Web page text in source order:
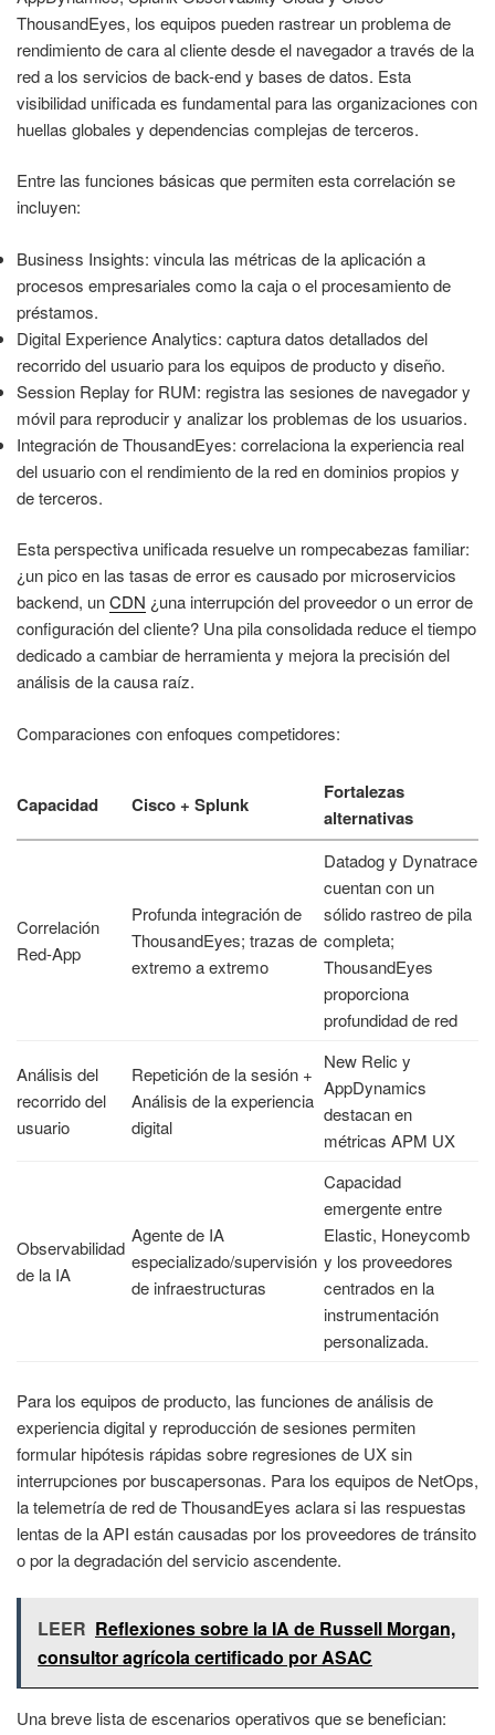
ThousandEyes, los equipos pueden rastrear un problema de
rendimiento de cara al cliente desde el navegador a través de la
red a los servicios de back-end y bases de datos. Esta
visibilidad unificada es fundamental para las organizaciones con
huellas globales y dependencias complejas de terceros.
Entre las funciones básicas que permiten esta correlación se
incluyen:
Business Insights: vincula las métricas de la aplicación a
procesos empresariales como la caja o el procesamiento de
préstamos.
Digital Experience Analytics: captura datos detallados del
recorrido del usuario para los equipos de producto y diseño.
Session Replay for RUM: registra las sesiones de navegador y
móvil para reproducir y analizar los problemas de los usuarios.
Integración de ThousandEyes: correlaciona la experiencia real
del usuario con el rendimiento de la red en dominios propios y
de terceros.
Esta perspectiva unificada resuelve un rompecabezas familiar:
¿un pico en las tasas de error es causado por microservicios
backend, unCDN ¿una interrupción del proveedor o un error de
configuración del cliente? Una pila consolidada reduce el tiempo
dedicado a cambiar de herramienta y mejora la precisión del
análisis de la causa raíz.
Comparaciones con enfoques competidores:
Capacidad Cisco + Splunk
Fortalezas
alternativas
Correlación
Red-App
Profunda integración de
ThousandEyes; trazas de
extremo a extremo
Datadog y Dynatrace
cuentan con un
sólido rastreo de pila
completa;
ThousandEyes
proporciona
profundidad de red
Análisis del
recorrido del
usuario
Repetición de la sesión +
Análisis de la experiencia
digital
New Relic y
AppDynamics
destacan en
métricas APM UX
Observabilidad
de la IA
Agente de IA
especializado/supervisión
de infraestructuras
Capacidad
emergente entre
Elastic, Honeycomb
y los proveedores
centrados en la
instrumentación
personalizada.
Para los equipos de producto, las funciones de análisis de
experiencia digital y reproducción de sesiones permiten
formular hipótesis rápidas sobre regresiones de UX sin
interrupciones por buscapersonas. Para los equipos de NetOps,
la telemetría de red de ThousandEyes aclara si las respuestas
lentas de la API están causadas por los proveedores de tránsito
o por la degradación del servicio ascendente.
LEER Reflexiones sobre la IA de Russell Morgan,
consultor agrícola certificado por ASAC
Una breve lista de escenarios operativos que se benefician: